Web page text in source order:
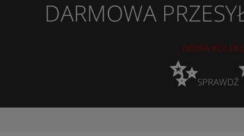
DARMOWA
NOWA
✨SPRAWDŹ